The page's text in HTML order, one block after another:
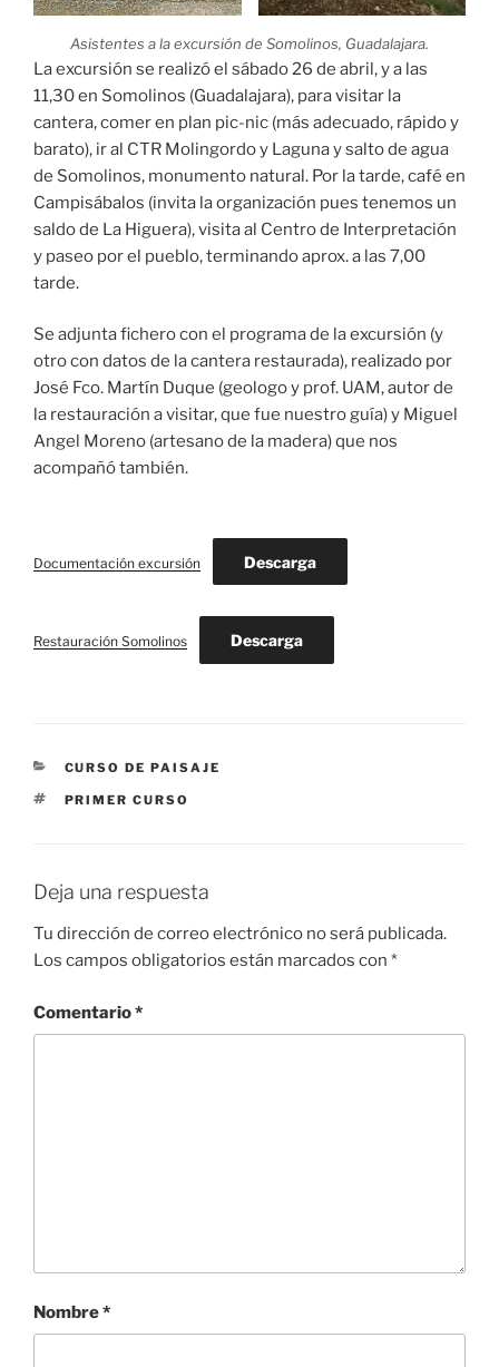
Asistentes a la excursión de Somolinos, Guadalajara.
La excursión se realizó el sábado 26 de abril, y a las
11,30 en Somolinos (Guadalajara), para visitar la
cantera, comer en plan pic-nic (más adecuado, rápido y
barato), ir al CTR Molingordo y Laguna y salto de agua
de Somolinos, monumento natural. Por la tarde, café en
Campisábalos (invita la organización pues tenemos un
saldo de La Higuera), visita al Centro de Interpretación
y paseo por el pueblo, terminando aprox. a las 7,00
tarde.
Se adjunta fichero con el programa de la excursión (y
otro con datos de la cantera restaurada), realizado por
José Fco. Martín Duque (geologo y prof. UAM, autor de
la restauración a visitar, que fue nuestro guía) y Miguel
Angel Moreno (artesano de la madera) que nos
acompañó también.
Documentación excursión Descarga
Restauración Somolinos Descarga
CATEGORÍAS
CURSO DE PAISAJE
ETIQUETAS
PRIMER CURSO
Deja una respuesta
Tu dirección de correo electrónico no será publicada.
Los campos obligatorios están marcados con *
Comentario*
Nombre*